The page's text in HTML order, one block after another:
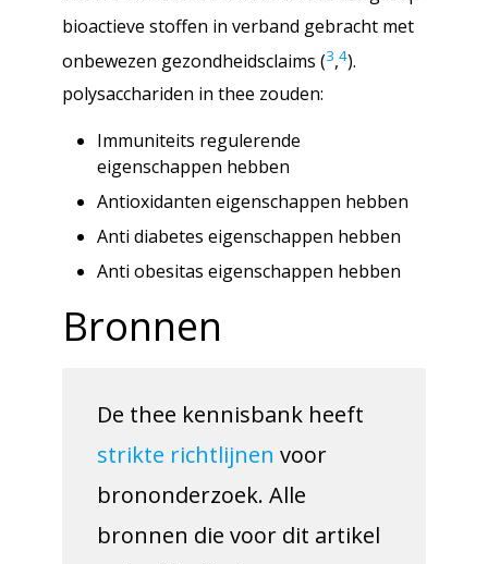
bioactieve stoffen in verband gebracht met
onbewezen gezondheidsclaims (3,4).
polysacchariden in thee zouden:
Immuniteits regulerende
eigenschappen hebben
Antioxidanten eigenschappen hebben
Anti diabetes eigenschappen hebben
Anti obesitas eigenschappen hebben
Bronnen
De thee kennisbank heeft
strikte richtlijnen voor
brononderzoek. Alle
bronnen die voor dit artikel